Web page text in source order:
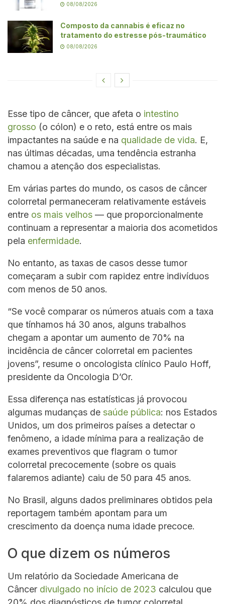
08/08/2026
Composto da cannabis é eficaz no
tratamento do estresse pós-traumático
08/08/2026
Esse tipo de câncer, que afeta o intestino
grosso (o cólon) e o reto, está entre os mais
impactantes na saúde e na qualidade de vida. E,
nas últimas décadas, uma tendência estranha
chamou a atenção dos especialistas.
Em várias partes do mundo, os casos de câncer
colorretal permaneceram relativamente estáveis
entre os mais velhos — que proporcionalmente
continuam a representar a maioria dos acometidos
pela enfermidade.
No entanto, as taxas de casos desse tumor
começaram a subir com rapidez entre indivíduos
com menos de 50 anos.
“Se você comparar os números atuais com a taxa
que tínhamos há 30 anos, alguns trabalhos
chegam a apontar um aumento de 70% na
incidência de câncer colorretal em pacientes
jovens”, resume o oncologista clínico Paulo Hoff,
presidente da Oncologia D’Or.
Essa diferença nas estatísticas já provocou
algumas mudanças de saúde pública: nos Estados
Unidos, um dos primeiros países a detectar o
fenômeno, a idade mínima para a realização de
exames preventivos que flagram o tumor
colorretal precocemente (sobre os quais
falaremos adiante) caiu de 50 para 45 anos.
No Brasil, alguns dados preliminares obtidos pela
reportagem também apontam para um
crescimento da doença numa idade precoce.
O que dizem os números
Um relatório da Sociedade Americana de
Câncer divulgado no início de 2023 calculou que